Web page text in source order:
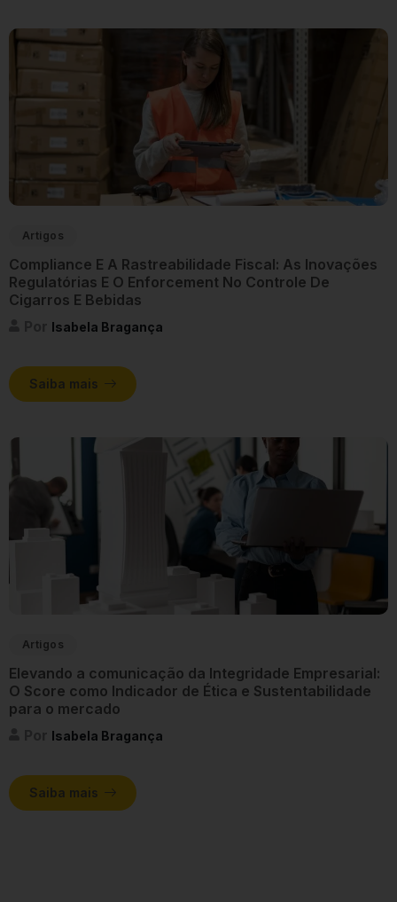
Artigos
Compliance E A Rastreabilidade Fiscal: As Inovações
Regulatórias E O Enforcement No Controle De
Cigarros E Bebidas
Isabela Bragança
Saiba mais
Artigos
Elevando a comunicação da Integridade Empresarial:
O Score como Indicador de Ética e Sustentabilidade
para o mercado
Isabela Bragança
Saiba mais